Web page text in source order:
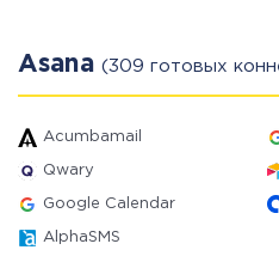
Asana (309 готовых
Acumbamail
Qwary
Google Calendar
AlphaSMS